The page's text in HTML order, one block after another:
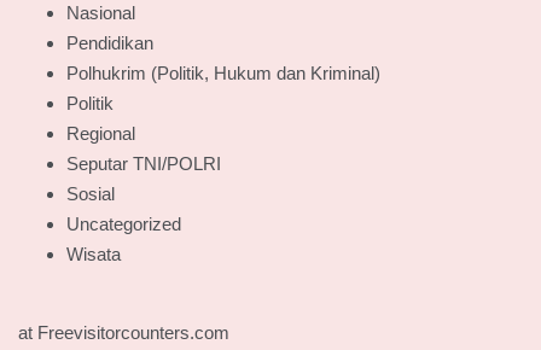
Nasional
Pendidikan
Polhukrim (Politik, Hukum dan Kriminal)
Politik
Regional
Seputar TNI/POLRI
Sosial
Uncategorized
Wisata
at Freevisitorcounters.com